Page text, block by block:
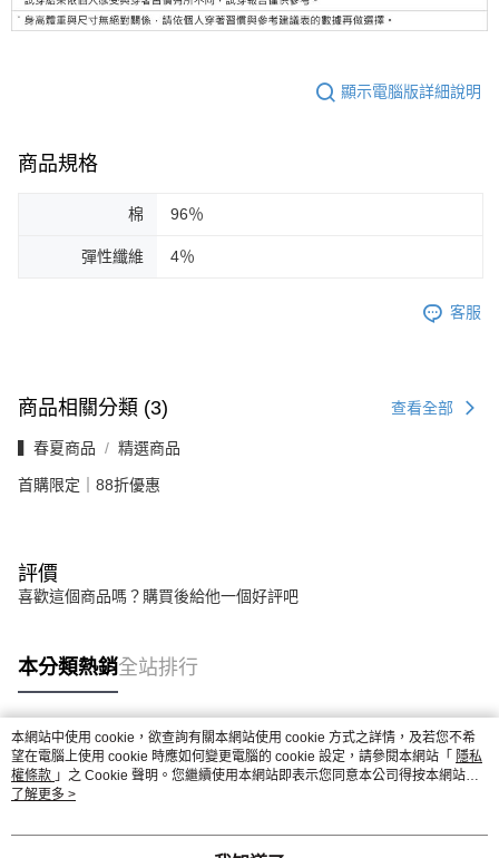
顯示電腦版詳細說明
商品規格
棉 96％
彈性纖維 4％
客服
商品相關分類 (3) 查看全部
▍春夏商品 精選商品
首購限定｜88折優惠
評價
喜歡這個商品嗎？購買後給他一個好評吧
本分類熱銷全站排行
熱門標籤
本網站中使用 cookie，欲查詢有關本網站使用 cookie 方式之詳情，及若您不希
望在電腦上使用 cookie 時應如何變更電腦的 cookie 設定，請參閱本網站「 隱私
權條款 」之 Cookie 聲明。您繼續使用本網站即表示您同意本公司得按本網站使
用條款之 Cookie 聲明使用 cookie。
了解更多 >